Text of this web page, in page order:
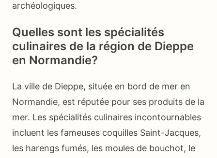
archéologiques.
Quelles sont les spécialités
culinaires de la région de Dieppe
en Normandie?
La ville de Dieppe, située en bord de mer en
Normandie, est réputée pour ses produits de la
mer. Les spécialités culinaires incontournables
incluent les fameuses coquilles Saint-Jacques,
les harengs fumés, les moules de bouchot, le